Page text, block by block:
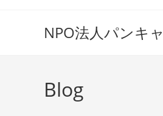
NPO法人パンキ
Blog